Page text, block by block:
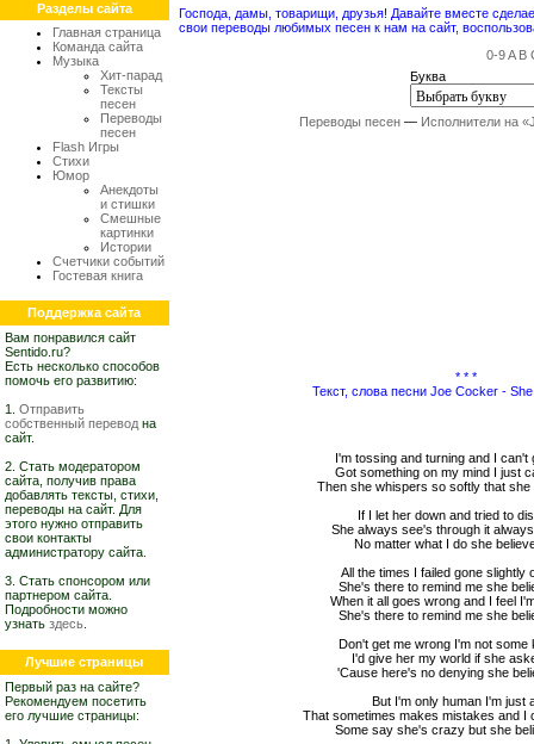
Разделы сайта
Главная страница
Команда сайта
Музыка
Хит-парад
Тексты
песен
Переводы
песен
Flash Игры
Стихи
Юмор
Анекдоты
и стишки
Смешные
картинки
Истории
Счетчики событий
Гостевая книга
Поддержка сайта
Вам понравился сайт
Sentido.ru?
Есть несколько способов
помочь его развитию:
1. Отправить
собственный перевод на
сайт.
2. Стать модератором
сайта, получив права
добавлять тексты, стихи,
переводы на сайт. Для
этого нужно отправить
свои контакты
администратору сайта.
3. Стать спонсором или
партнером сайта.
Подробности можно
узнать здесь
Лучшие страницы
Первый раз на сайте?
Рекомендуем посетить
его лучшие страницы:
Господа, дамы, товарищи, друзья! Давайте вместе
свои переводы любимых песен к нам на сайт,
0-9 A B
Буква
Переводы песен — Исполнители на
* * *
Текст, слова песни Joe Cocker -
I'm tossing and turning and I can't
Got something on my mind I just
Then she whispers so softly that she
If I let her down and tried to
She always see's through it
No matter what I do she
All the times I failed gone slightly
She's there to remind me she
When it all goes wrong and I feel
She's there to remind me she
Don't get me wrong I'm not some
I'd give her my world if she
'Cause here's no denying she
But I'm only human I'm just
That sometimes makes mistakes and I
Some say she's crazy but she